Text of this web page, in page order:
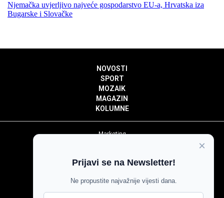
Njemačka uvjerljivo najveće gospodarstvo EU-a, Hrvatska iza
Bugarske i Slovačke
NOVOSTI
SPORT
MOZAIK
MAGAZIN
KOLUMNE
Marketing
Impressum
Pravila komentiranja
Agroglas
×
Prijavi se na Newsletter!
Ne propustite najvažnije vijesti dana.